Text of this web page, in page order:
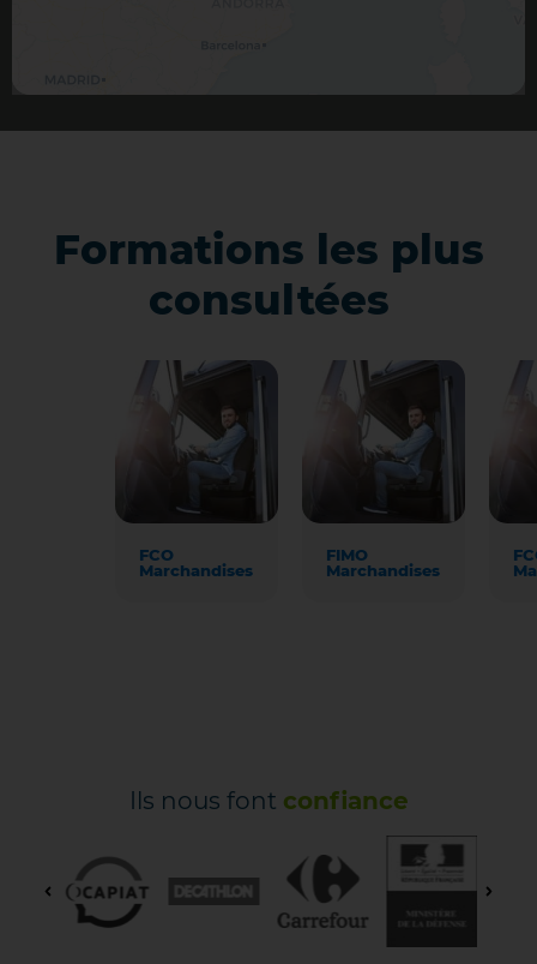
Formations les plus
consultées
FCO
Marchandises
FIMO
Marchandises
Ils nous font confiance